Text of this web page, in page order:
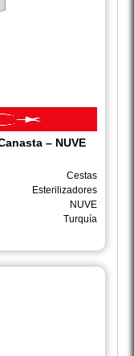
– NUVE
Cestas
Esterilizadores
NUVE
Turquía